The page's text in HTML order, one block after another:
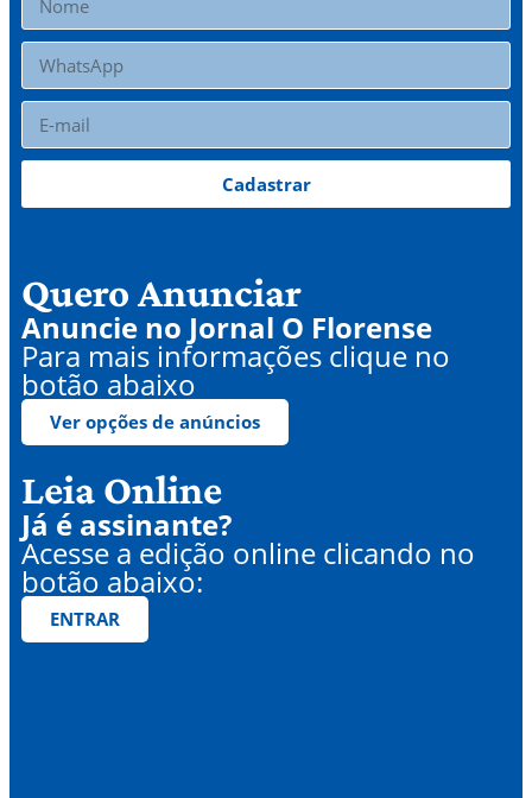
Cadastrar
Quero Anunciar
Anuncie no Jornal O Florense
Para mais informações clique no
botão abaixo
Ver opções de anúncios
Leia Online
Já é assinante?
Acesse a edição online clicando no
botão abaixo:
ENTRAR